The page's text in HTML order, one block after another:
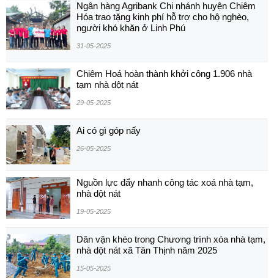
Ngân hàng Agribank Chi nhánh huyện Chiêm
Hóa trao tặng kinh phí hỗ trợ cho hộ nghèo,
người khó khăn ở Linh Phú
31-05-2025
Chiêm Hoá hoàn thành khởi công 1.906 nhà
tạm nhà dột nát
29-05-2025
Ai có gì góp nấy
26-05-2025
Nguồn lực đẩy nhanh công tác xoá nhà tạm,
nhà dột nát
19-05-2025
Dân vận khéo trong Chương trình xóa nhà tạm,
nhà dột nát xã Tân Thịnh năm 2025
15-05-2025